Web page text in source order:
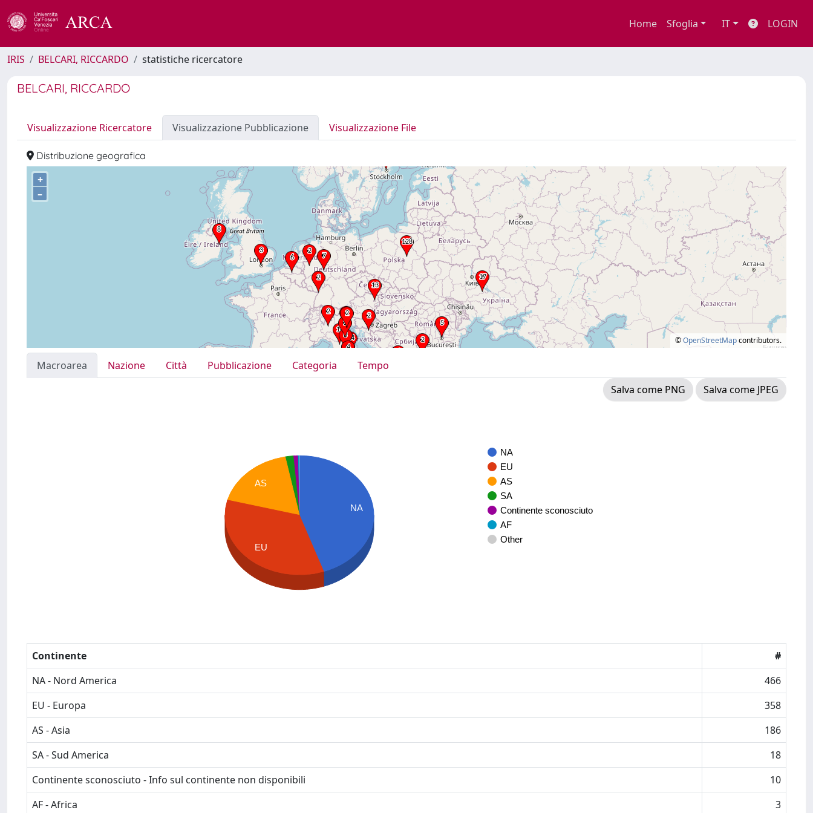
Home Sfoglia IT LOGIN
IRIS BELCARI, RICCARDO statistiche ricercatore
BELCARI, RICCARDO
Visualizzazione Ricercatore Visualizzazione Pubblicazione Visualizzazione File
Distribuzione geografica
+
–
©OpenStreetMapcontributors.
Macroarea Nazione Città Pubblicazione Categoria
Tempo
Salva come PNG
Salva come JPEG
NA
EU
AS
SA
Continente sconosciuto
AF
Other
NA
AS
EU
Continente
#
NA - Nord America
466
EU - Europa
358
AS - Asia
186
SA - Sud America
18
Continente sconosciuto - Info sul continente non disponibili
10
AF - Africa
3